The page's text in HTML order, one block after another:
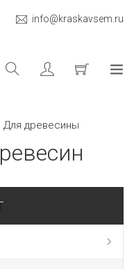
info@kraskavsem.ru
Для древесины